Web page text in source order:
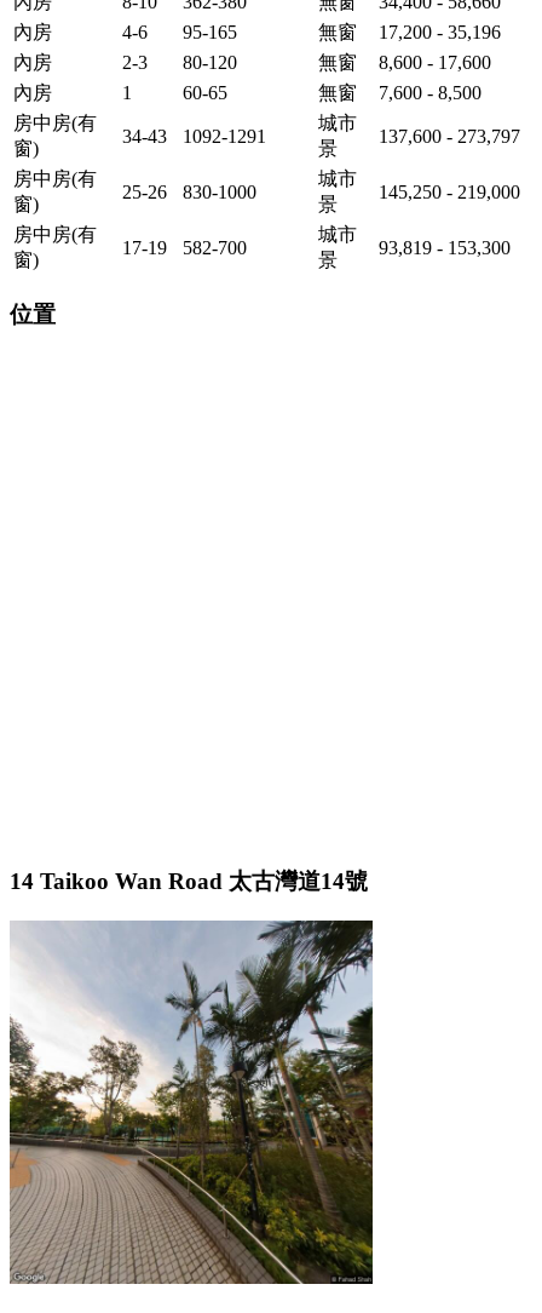
內房
4-6 95-165 無窗
17,200 - 35,196
內房
2-3 80-120 無窗
8,600 - 17,600
內房
1 60-65 無窗
7,600 - 8,500
房中房(有
窗)
34-43 1092-1291
城市
景
137,600 - 273,797
房中房(有
窗)
25-26 830-1000
城市
景
145,250 - 219,000
房中房(有
窗)
17-19 582-700
城市
景
93,819 - 153,300
位置
14 Taikoo Wan Road 太古灣道14號